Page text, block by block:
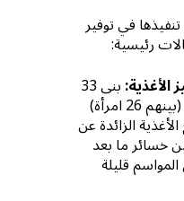
في توفير
رئيسية:
الأغذية:
بنى 33
اختصاصيًا في تكنولوجيا الأغذية (بينهم 26 امرأة)
الزائدة عن
خسائر ما بعد
قليلة